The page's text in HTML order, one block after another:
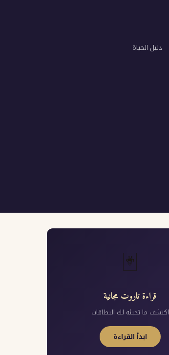
دليل الحياة
🃏
قراءة تاروت مجانية
اكتشف ما تخبئه لك البطاقات
ابدأ القراءة